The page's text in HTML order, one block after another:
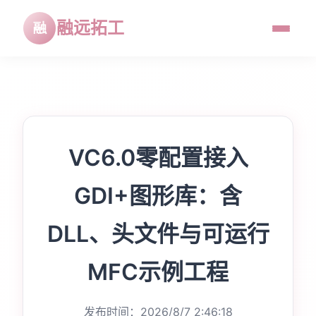
融远拓工
VC6.0零配置接入
GDI+图形库：含
DLL、头文件与可运行
MFC示例工程
发布时间：2026/8/7 2:46:18